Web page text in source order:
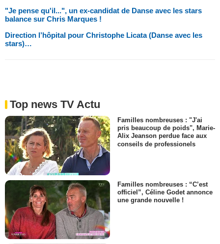
"Je pense qu'il...", un ex-candidat de Danse avec les stars
balance sur Chris Marques !
Direction l’hôpital pour Christophe Licata (Danse avec les
stars)…
Top news TV Actu
Familles nombreuses : "J'ai
pris beaucoup de poids", Marie-
Alix Jeanson perdue face aux
conseils de professionels
Familles nombreuses : “C’est
officiel”, Céline Godet annonce
une grande nouvelle !